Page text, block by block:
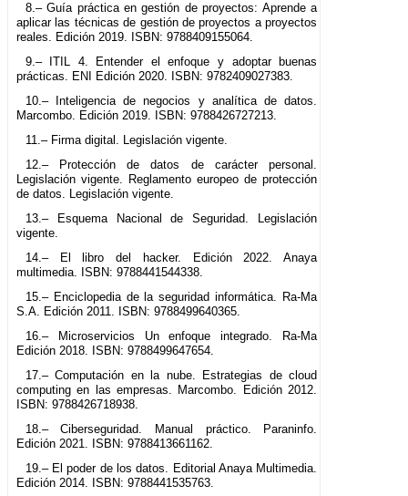
8.– Guía práctica en gestión de proyectos: Aprende a
aplicar las técnicas de gestión de proyectos a proyectos
reales. Edición 2019. ISBN: 9788409155064.
9.– ITIL 4. Entender el enfoque y adoptar buenas
prácticas. ENI Edición 2020. ISBN: 9782409027383.
10.– Inteligencia de negocios y analítica de datos.
Marcombo. Edición 2019. ISBN: 9788426727213.
11.– Firma digital. Legislación vigente.
12.– Protección de datos de carácter personal.
Legislación vigente. Reglamento europeo de protección
de datos. Legislación vigente.
13.– Esquema Nacional de Seguridad. Legislación
vigente.
14.– El libro del hacker. Edición 2022. Anaya
multimedia. ISBN: 9788441544338.
15.– Enciclopedia de la seguridad informática. Ra-Ma
S.A. Edición 2011. ISBN: 9788499640365.
16.– Microservicios Un enfoque integrado. Ra-Ma
Edición 2018. ISBN: 9788499647654.
17.– Computación en la nube. Estrategias de cloud
computing en las empresas. Marcombo. Edición 2012.
ISBN: 9788426718938.
18.– Ciberseguridad. Manual práctico. Paraninfo.
Edición 2021. ISBN: 9788413661162.
19.– El poder de los datos. Editorial Anaya Multimedia.
Edición 2014. ISBN: 9788441535763.